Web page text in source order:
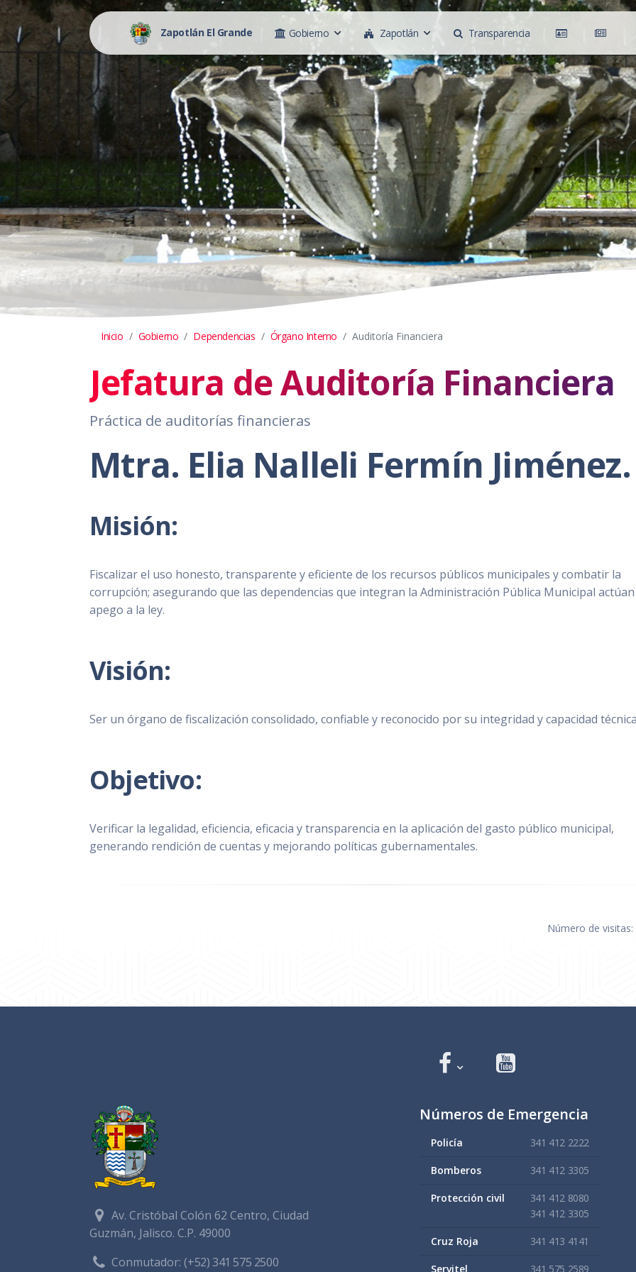
Zapotlán El Grande Gobierno Zapotlán Transparencia
Inicio Gobierno Dependencias Órgano Interno Auditoría Financiera
Jefatura de Auditoría Financiera
Práctica de auditorías financieras
Mtra. Elia Nalleli Fermín Jiménez.
Misión:
Fiscalizar el uso honesto, transparente y eficiente de los recursos públicos municipales y combatir la
corrupción; asegurando que las dependencias que integran la Administración Pública Municipal
apego a la ley.
Visión:
Ser un órgano de fiscalización consolidado, confiable y reconocido por su integridad y capacidad
Objetivo:
Verificar la legalidad, eficiencia, eficacia y transparencia en la aplicación del gasto público municipal,
generando rendición de cuentas y mejorando políticas gubernamentales.
Número de visitas:
Av. Cristóbal Colón 62 Centro, Ciudad
Guzmán, Jalisco. C.P. 49000
Conmutador:(+52) 341 575 2500
Números de Emergencia
Policía 341 412 2222
Bomberos 341 412 3305
Protección civil
341 412 8080
341 412 3305
Cruz Roja 341 413 4141
Servitel 341 575 2589